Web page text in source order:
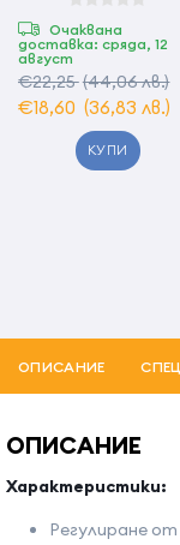
Очаквана
доставка: сряда, 12
август
€22,25(44,06 лв.)
€18,60 (36,83 лв.)
КУПИ
ОПИСАНИЕ
ОПИСАНИЕ
Характеристики:
Регулиране от